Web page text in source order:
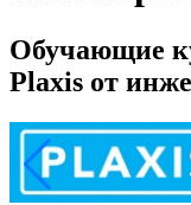
Обучающие
Plaxis от